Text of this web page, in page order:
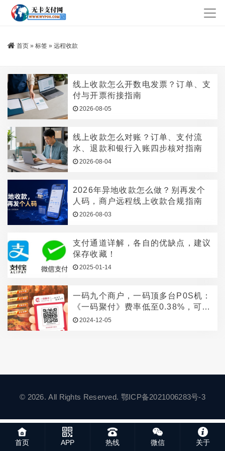
首页 » 标签 » 远程收款
线上收款怎么开数电发票？订单、支
付与开票衔接指南
2026-08-05
线上收款怎么对账？订单、支付流
水、退款和银行入账四步核对指南
2026-08-04
2026年异地收款怎么做？别再发个
人码，商户远程线上收款合规指南
2026-08-03
支付通道详解，各自的优缺点，建议
保存收藏！
2025-01-14
一码九个商户，一码顶多台P0S机：
《一码聚付》费率低至0.38%，可以
远程收款，操作简单，一键开通，
2024-12-05
© 2026. All Rights Reserved. 鄂ICP备2021006283号-3
首页 APP 热线 微信 关于